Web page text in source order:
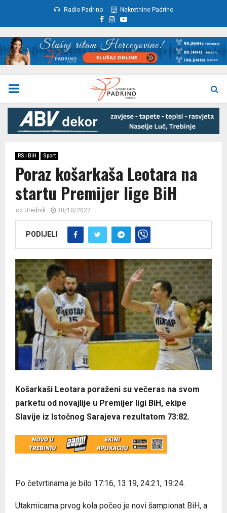
Radio Padrino Nekretnine Padrino
Facebook
Instagram
Youtube
PRIMARY
MENU
RS i BiH Sport
Poraz košarkaša Leotara na
startu Premijer lige BiH
od Urednik 30/10/2022
PODIJELI
Košarkaši Leotara poraženi su večeras na svom
parketu od novajlije u Premijer ligi BiH, ekipe
Slavije iz Istočnog Sarajeva rezultatom 73:82.
Po četvrtinama je bilo 17:16, 13:19, 24:21, 19:24.
Utakmicama prvog kola počeo je novi šampionat BiH, a